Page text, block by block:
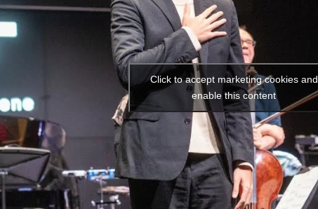
Click to accept marketing cookies and
enable this content